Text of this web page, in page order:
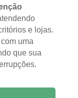
e lojas.
uma
que sua